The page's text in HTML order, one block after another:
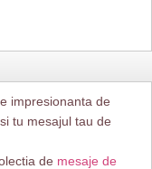
impresionanta de
tu mesajul tau de
de mesaje de